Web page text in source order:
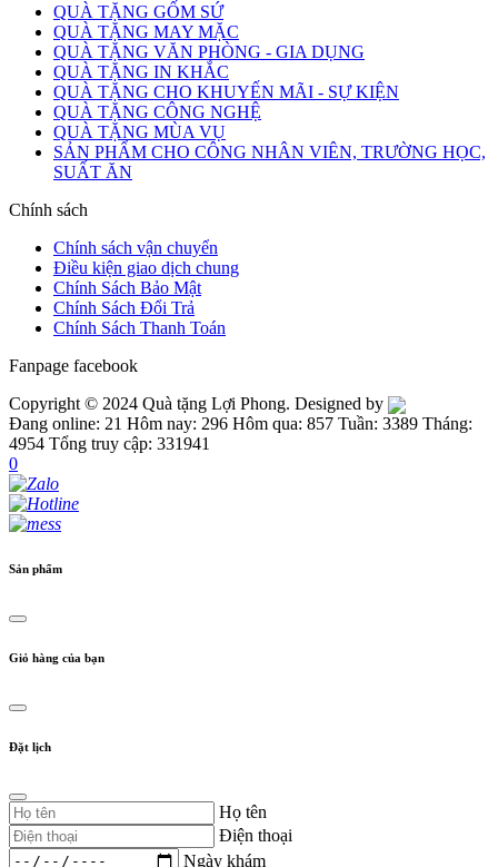
QUÀ TẶNG GỐM SỨ
QUÀ TẶNG MAY MẶC
QUÀ TẶNG VĂN PHÒNG - GIA DỤNG
QUÀ TẶNG IN KHẮC
QUÀ TẶNG CHO KHUYẾN MÃI - SỰ KIỆN
QUÀ TẶNG CÔNG NGHỆ
QUÀ TẶNG MÙA VỤ
SẢN PHẨM CHO CÔNG NHÂN VIÊN, TRƯỜNG HỌC,
SUẤT ĂN
Chính sách
Chính sách vận chuyển
Điều kiện giao dịch chung
Chính Sách Bảo Mật
Chính Sách Đổi Trả
Chính Sách Thanh Toán
Fanpage facebook
Copyright © 2024 Quà tặng Lợi Phong. Designed by
Đang online: 21 Hôm nay: 296 Hôm qua: 857 Tuần: 3389 Tháng:
4954 Tổng truy cập: 331941
0
Sản phẩm
Giỏ hàng của bạn
Đặt lịch
Họ tên
Điện thoại
Ngày khám